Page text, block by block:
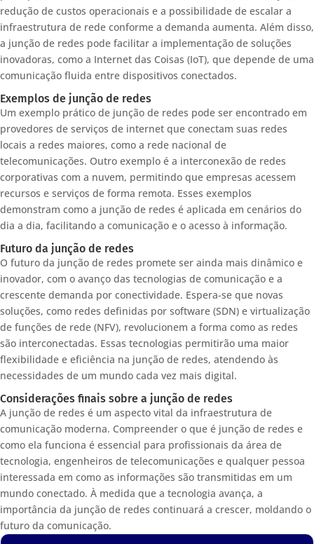
redução de custos operacionais e a possibilidade de escalar a
infraestrutura de rede conforme a demanda aumenta. Além disso,
a junção de redes pode facilitar a implementação de soluções
inovadoras, como a Internet das Coisas (IoT), que depende de uma
comunicação fluida entre dispositivos conectados.
Exemplos de junção de redes
Um exemplo prático de junção de redes pode ser encontrado em
provedores de serviços de internet que conectam suas redes
locais a redes maiores, como a rede nacional de
telecomunicações. Outro exemplo é a interconexão de redes
corporativas com a nuvem, permitindo que empresas acessem
recursos e serviços de forma remota. Esses exemplos
demonstram como a junção de redes é aplicada em cenários do
dia a dia, facilitando a comunicação e o acesso à informação.
Futuro da junção de redes
O futuro da junção de redes promete ser ainda mais dinâmico e
inovador, com o avanço das tecnologias de comunicação e a
crescente demanda por conectividade. Espera-se que novas
soluções, como redes definidas por software (SDN) e virtualização
de funções de rede (NFV), revolucionem a forma como as redes
são interconectadas. Essas tecnologias permitirão uma maior
flexibilidade e eficiência na junção de redes, atendendo às
necessidades de um mundo cada vez mais digital.
Considerações finais sobre a junção de redes
A junção de redes é um aspecto vital da infraestrutura de
comunicação moderna. Compreender o que é junção de redes e
como ela funciona é essencial para profissionais da área de
tecnologia, engenheiros de telecomunicações e qualquer pessoa
interessada em como as informações são transmitidas em um
mundo conectado. À medida que a tecnologia avança, a
importância da junção de redes continuará a crescer, moldando o
futuro da comunicação.